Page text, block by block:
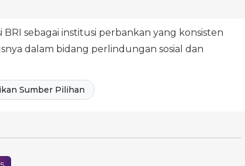
sebagai institusi perbankan yang konsisten
dalam bidang perlindungan sosial dan
Sumber Pilihan